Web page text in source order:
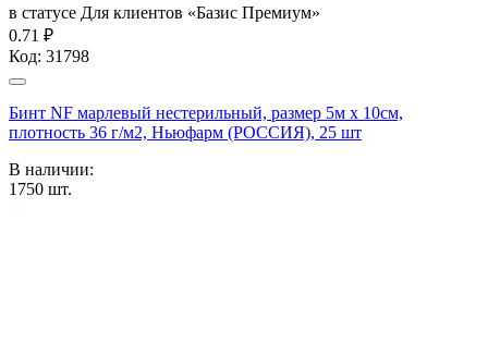
в статусе Для клиентов «Базис Премиум»
0.71 ₽
Код: 31798
Бинт NF марлевый нестерильный, размер 5м х 10см,
плотность 36 г/м2, Ньюфарм (РОССИЯ), 25 шт
В наличии:
1750 шт.